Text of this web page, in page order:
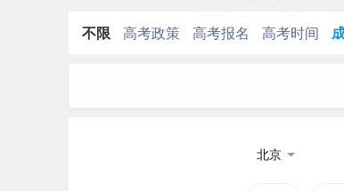
不限 高考政策 高考报名 高考时间
北京